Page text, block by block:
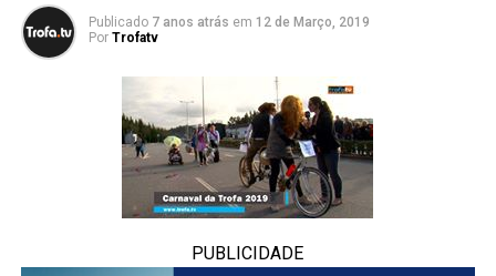
Publicado 7 anos atrás em 12 de Março, 2019
Por Trofatv
PUBLICIDADE